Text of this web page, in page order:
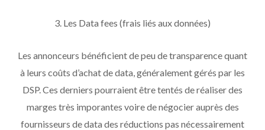
3. Les Data fees (frais liés aux données)
Les annonceurs bénéficient de peu de transparence quant
à leurs coûts d’achat de data, généralement gérés par les
DSP. Ces derniers pourraient être tentés de réaliser des
marges très imporantes voire de négocier auprès des
fournisseurs de data des réductions pas nécessairement